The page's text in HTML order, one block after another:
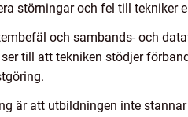
störningar och fel till tekniker
och sambands- och
till att tekniken stödjer
är att utbildningen inte